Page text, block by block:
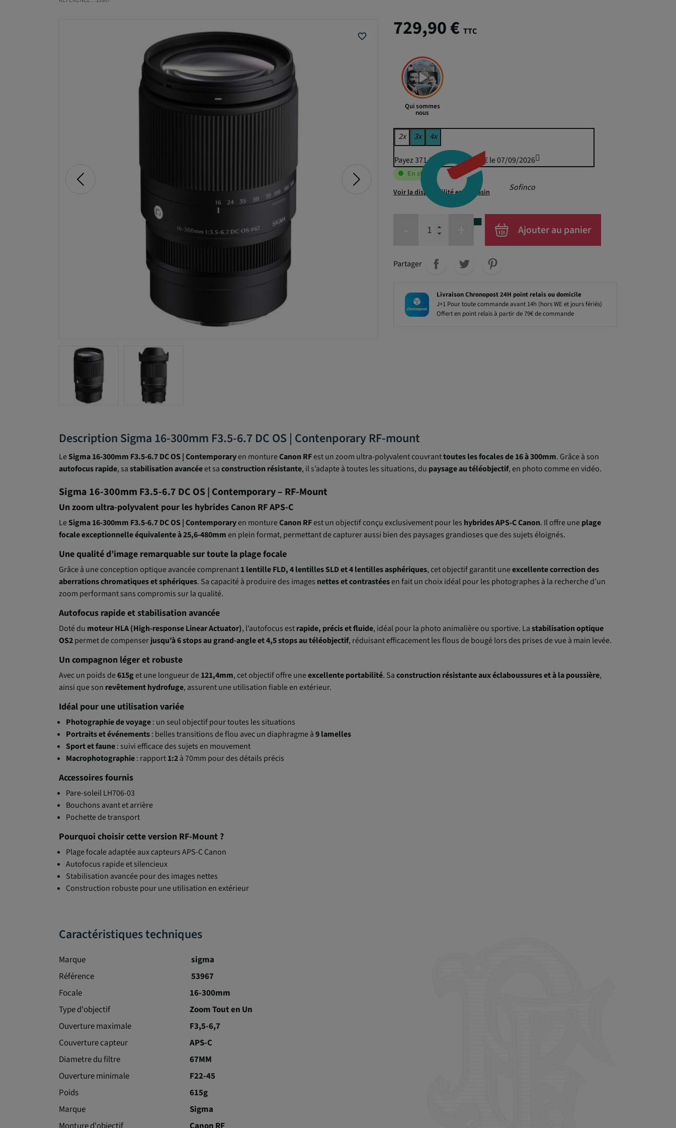
favorite_border 729,90 € TTC
Qui sommes
nous
Sofinco
2x 3x 4x
Payez 371,22 € puis 364,95 € le 07/09/2026
En stock
Voir la disponibilité en magasin
Ajouter au panier
Partager
Livraison Chronopost 24H point relais ou domicile
J+1 Pour toute commande avant 14h (hors WE et jours fériés)
Offert en point relais à partir de 79€ de commande
Description Sigma 16-300mm F3.5-6.7 DC OS | Contenporary RF-mount
LeSigma 16-300mm F3.5-6.7 DC OS | Contemporaryen montureCanon RFest un zoom ultra-polyvalent couvranttoutes les focales de 16 à 300mm. Grâce à son
autofocus rapide, sastabilisation avancéeet saconstruction résistante, il s’adapte à toutes les situations, du paysage au téléobjectif, en photo comme en vidéo.
Sigma 16-300mm F3.5-6.7 DC OS | Contemporary – RF-Mount
Un zoom ultra-polyvalent pour les hybrides Canon RF APS-C
LeSigma 16-300mm F3.5-6.7 DC OS | Contemporaryen montureCanon RFest un objectif conçu exclusivement pour les hybrides APS-C Canon. Il offre uneplage
focale exceptionnelle équivalente à 25,6-480mmen plein format, permettant de capturer aussi bien des paysages grandioses que des sujets éloignés.
Une qualité d’image remarquable sur toute la plage focale
Grâce à une conception optique avancée comprenant1 lentille FLD, 4 lentilles SLD et 4 lentilles asphériques, cet objectif garantit uneexcellente correction des
aberrations chromatiques et sphériques. Sa capacité à produire des images nettes et contrastéesen fait un choix idéal pour les photographes à la recherche d’un
zoom performant sans compromis sur la qualité.
Autofocus rapide et stabilisation avancée
Doté du moteur HLA (High-response Linear Actuator), l’autofocus estrapide, précis et fluide, idéal pour la photo animalière ou sportive. Lastabilisation optique
OS2permet de compenserjusqu’à 6 stops au grand-angle et 4,5 stops au téléobjectif, réduisant efficacement les flous de bougé lors des prises de vue à main levée.
Un compagnon léger et robuste
Avec un poids de615get une longueur de121,4mm, cet objectif offre uneexcellente portabilité. Saconstruction résistante aux éclaboussures et à la poussière,
ainsi que son revêtement hydrofuge, assurent une utilisation fiable en extérieur.
Idéal pour une utilisation variée
Photographie de voyage: un seul objectif pour toutes les situations
Portraits et événements: belles transitions de flou avec un diaphragme à9 lamelles
Sport et faune: suivi efficace des sujets en mouvement
Macrophotographie: rapport1:2à 70mm pour des détails précis
Accessoires fournis
Pare-soleil LH706-03
Bouchons avant et arrière
Pochette de transport
Pourquoi choisir cette version RF-Mount ?
Plage focale adaptée aux capteurs APS-C Canon
Autofocus rapide et silencieux
Stabilisation avancée pour des images nettes
Construction robuste pour une utilisation en extérieur
Caractéristiques techniques
Marque
sigma
Référence
53967
Focale
16-300mm
Type d'objectif
Zoom Tout en Un
Ouverture maximale
F3,5-6,7
Couverture capteur
APS-C
Diametre du filtre
67MM
Ouverture minimale
F22-45
Poids
615g
Marque
Sigma